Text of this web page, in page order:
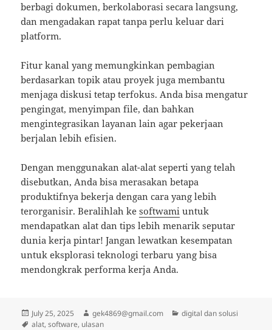
berbagi dokumen, berkolaborasi secara langsung,
dan mengadakan rapat tanpa perlu keluar dari
platform.
Fitur kanal yang memungkinkan pembagian
berdasarkan topik atau proyek juga membantu
menjaga diskusi tetap terfokus. Anda bisa mengatur
pengingat, menyimpan file, dan bahkan
mengintegrasikan layanan lain agar pekerjaan
berjalan lebih efisien.
Dengan menggunakan alat-alat seperti yang telah
disebutkan, Anda bisa merasakan betapa
produktifnya bekerja dengan cara yang lebih
terorganisir. Beralihlah kesoftwami untuk
mendapatkan alat dan tips lebih menarik seputar
dunia kerja pintar! Jangan lewatkan kesempatan
untuk eksplorasi teknologi terbaru yang bisa
mendongkrak performa kerja Anda.
Posted
on
July 25, 2025 Author
gek4869@gmail.com Categories
digital dan solusi
Tags
alat,software, ulasan